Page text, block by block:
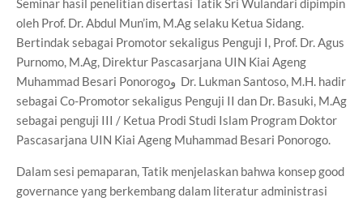
Seminar hasil penelitian disertasi Tatik Sri Wulandari dipimpin
oleh Prof. Dr. Abdul Mun’im, M.Ag selaku Ketua Sidang.
Bertindak sebagai Promotor sekaligus Penguji I, Prof. Dr. Agus
Purnomo, M.Ag, Direktur Pascasarjana UIN Kiai Ageng
Muhammad Besari Ponorogoو Dr. Lukman Santoso, M.H. hadir
sebagai Co-Promotor sekaligus Penguji II dan Dr. Basuki, M.Ag
sebagai penguji III / Ketua Prodi Studi Islam Program Doktor
Pascasarjana UIN Kiai Ageng Muhammad Besari Ponorogo.
Dalam sesi pemaparan, Tatik menjelaskan bahwa konsep good
governance yang berkembang dalam literatur administrasi